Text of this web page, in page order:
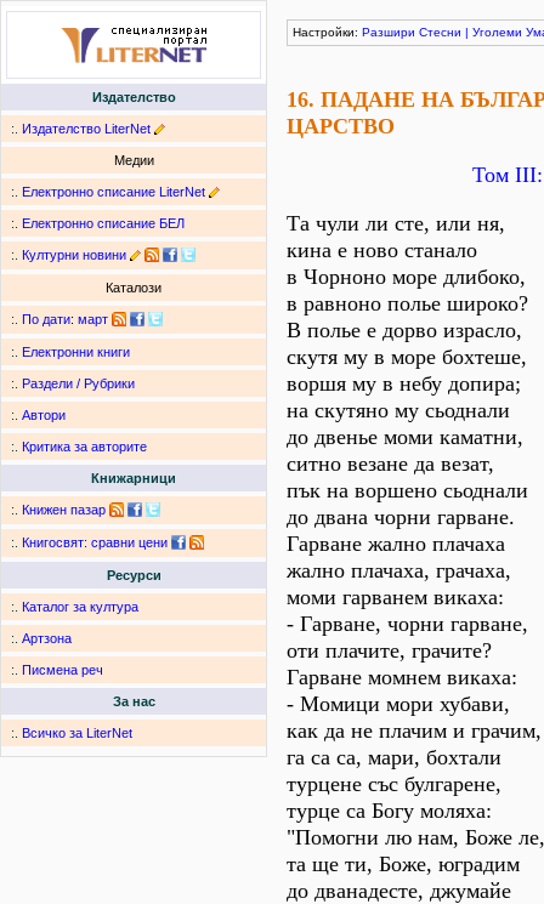
Издателство
:. Издателство LiterNet
Медии
:. Електронно списание LiterNet
:. Електронно списание БЕЛ
:. Културни новини
Каталози
:. По дати: март
:. Електронни книги
:. Раздели / Рубрики
:. Автори
:. Критика за авторите
Книжарници
:. Книжен пазар
:. Книгосвят: сравни цени
Ресурси
:. Каталог за култура
:. Артзона
:. Писмена реч
За нас
:. Всичко за LiterNet
Настройки: Разшири Стесни | Уголеми
16. ПАДАНЕ НА
ЦАРСТВО
Том
Та чули ли сте, или ня,
кина е ново станало
в Чорноно море длибоко,
в равноно полье широко?
В полье е дорво израсло,
скутя му в море бохтеше,
воршя му в небу допира;
на скутяно му сьоднали
до двенье моми каматни,
ситно везане да везат,
пък на воршено сьоднали
до двана чорни гарване.
Гарване жално плачаха
жално плачаха, грачаха,
моми гарванем викаха:
- Гарване, чорни гарване,
оти плачите, грачите?
Гарване момнем викаха:
- Момици мори хубави,
как да не плачим и грачим,
га са са, мари, бохтали
турцене със булгарене,
турце са Богу моляха:
"Помогни лю нам, Боже ле,
та ще ти, Боже, юградим
до дванадесте, джумайе